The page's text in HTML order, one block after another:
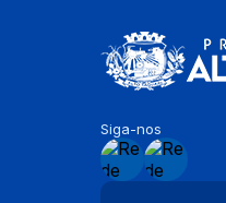
Siga-nos